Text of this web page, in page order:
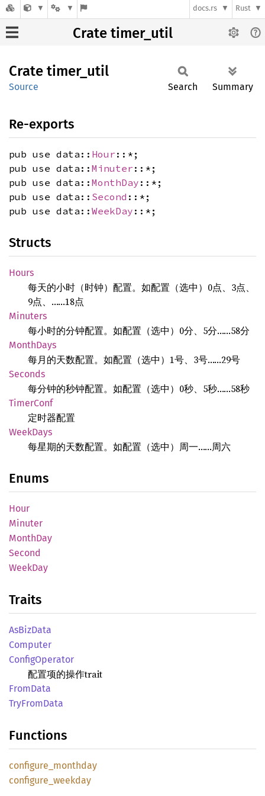
docs.rs Rust
Crate timer_util
Crate timer_ util
Source Search Summary
Re-exports
pub use data:: Hour ::*;
pub use data:: Minuter ::*;
pub use data:: MonthDay ::*;
pub use data:: Second ::*;
pub use data:: WeekDay ::*;
Structs
Hours
每天的小时（时钟）配置。如配置（选中）0点、3点、
9点、……18点
Minuters
每小时的分钟配置。如配置（选中）0分、5分……58分
MonthDays
每月的天数配置。如配置（选中）1号、3号……29号
Seconds
每分钟的秒钟配置。如配置（选中）0秒、5秒……58秒
TimerConf
定时器配置
WeekDays
每星期的天数配置。如配置（选中）周一……周六
Enums
Hour
Minuter
MonthDay
Second
WeekDay
Traits
AsBizData
Computer
ConfigOperator
配置项的操作trait
FromData
TryFromData
Functions
configure_ monthday
configure_ weekday